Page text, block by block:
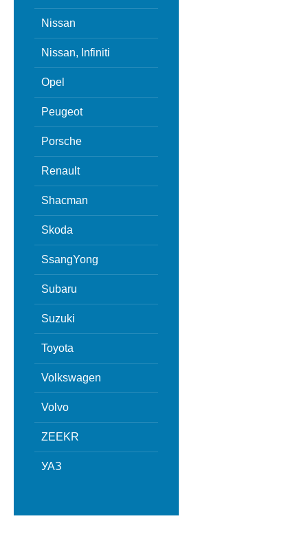
Nissan
Nissan, Infiniti
Opel
Peugeot
Porsche
Renault
Shacman
Skoda
SsangYong
Subaru
Suzuki
Toyota
Volkswagen
Volvo
ZEEKR
УАЗ